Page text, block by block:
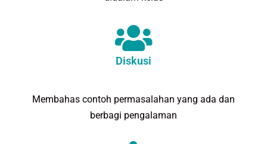
Diskusi
Membahas contoh permasalahan yang ada dan
berbagi pengalaman